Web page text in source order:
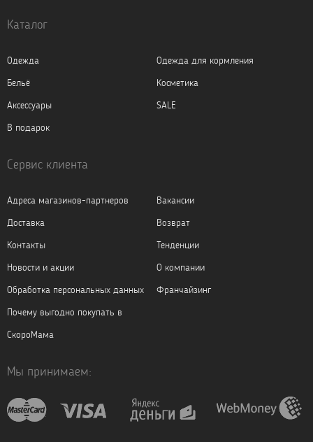
Каталог
Одежда
Одежда для кормления
Бельё
Косметика
Аксессуары
SALE
В подарок
Сервис клиента
Адреса магазинов-партнеров
Вакансии
Доставка
Возврат
Контакты
Тенденции
Новости и акции
О компании
Обработка персональных данных
Франчайзинг
Почему выгодно покупать в
СкороМама
Мы принимаем: